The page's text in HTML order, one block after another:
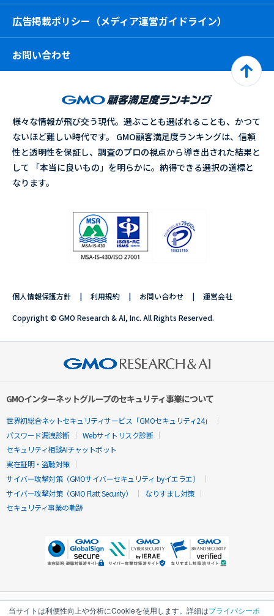
当サイトは利便性向上や分析にCookieを使用します。詳細はプライバシーポ
広告掲載ポリシー（メディア運営ガイドライン）
お問い合わせ
様々な情報が飛び交う現代。選ぶことも選ばれることも、かつて
ないほど難しい時代です。 GMO顧客満足度ランキングは、信頼
性と透明性を保証し、調査のプロの視点から導き出された結果と
して 「本当に良いもの」を明らかに。納得できる選択の道標と
なります。
個人情報保護方針 利用規約 お問い合わせ 運営会社
Copyright © GMO Research & AI, Inc. All Rights Reserved.
GMOインターネットグループのセキュリティ事業について
世界初総合ネットセキュリティサービス「GMOセキュリティ24」
パスワード漏洩診断
Webサイトリスク診断
セキュリティ相談AIチャットボット
実在証明・盗聴対策
サイバー攻撃対策（GMOサイバーセキュリティ byイエラエ）
サイバー攻撃対策（GMO Flatt Security）
なりすまし対策
セキュリティ事業の軌跡